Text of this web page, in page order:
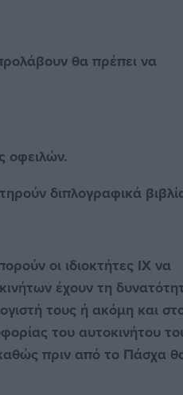
θα πρέπει να
οφειλών.
διπλογραφικά
οι ιδιοκτήτες ΙΧ να
έχουν τη
τους ή ακόμη και
του αυτοκινήτου
πριν από το Πάσχα